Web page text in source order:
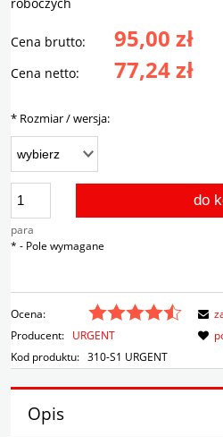
Cena brutto: 95,00 zł
Cena netto: 77,24 zł
* Rozmiar / wersja:
para
do
* - Pole wymagane
Ocena:
Producent: URGENT
Kod produktu: 310-S1 URGENT
Opis